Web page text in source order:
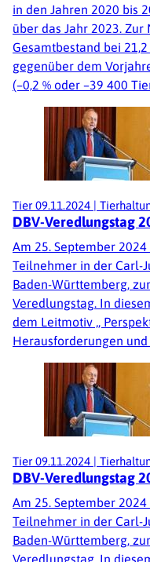
in den Jahren 2020 bis
über das Jahr 2023.
Gesamtbestand bei
gegenüber dem
(–0,2 % oder –39 400
Tier 09.11.2024 |
DBV-Veredlungstag
Am 25. September
Teilnehmer in der Carl-
Baden-Württemberg,
Veredlungstag. In
dem Leitmotiv „
Herausforderungen und
Tier 09.11.2024 |
DBV-Veredlungstag
Am 25. September
Teilnehmer in der Carl-
Baden-Württemberg,
Veredlungstag. In